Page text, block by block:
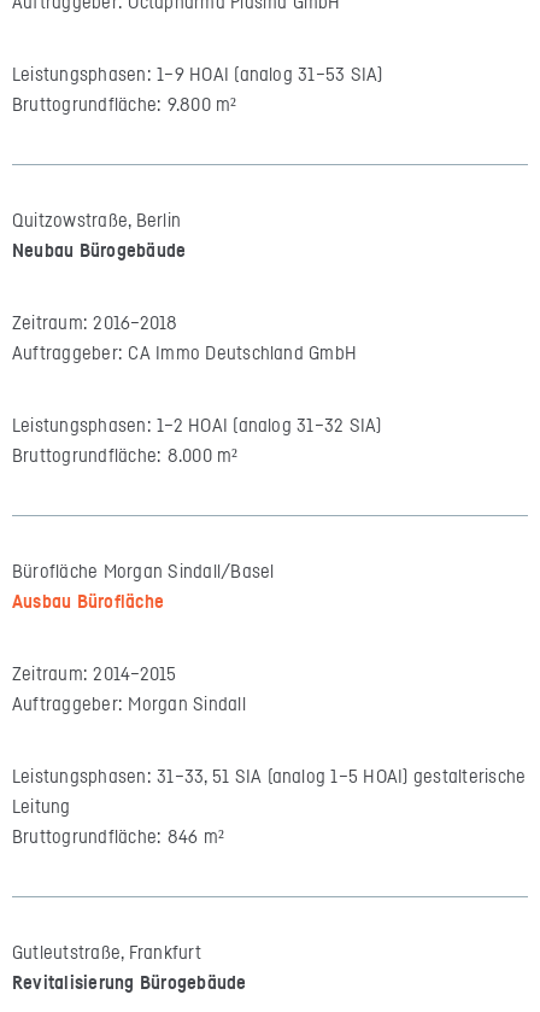
Leistungsphasen: 1–9 HOAI (analog 31–53 SIA)
Bruttogrundfläche: 9.800 m²
Quitzowstraße, Berlin
Neubau Bürogebäude
Zeitraum: 2016–2018
Auftraggeber: CA Immo Deutschland GmbH
Leistungsphasen: 1–2 HOAI (analog 31–32 SIA)
Bruttogrundfläche: 8.000 m²
Bürofläche Morgan Sindall/Basel
Ausbau Bürofläche
Zeitraum: 2014–2015
Auftraggeber: Morgan Sindall
Leistungsphasen: 31–33, 51 SIA (analog 1–5 HOAI) gestalterische
Leitung
Bruttogrundfläche: 846 m²
Gutleutstraße, Frankfurt
Revitalisierung Bürogebäude